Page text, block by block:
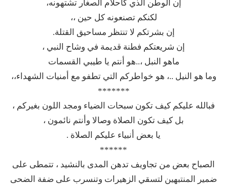
إن الوطن الذي كأحلام الصغار تشتهونه،
لكنكم تصنعونه كل حين ،،
إن بشرتكم لا تنتظر مساحيق القتلة.
إن شريعتكم فطنة قديمة في وشاح النبي ،
ماهو النبل ،..هو أنتم يا طيبي القسمات
وما هو النيل ..، هو خواطركم التي تطفو مع أمنيات الشهداء،،
*******
فبالله عليكم كيف تكون سبحات الضياء ومجد اللون بغيركم ،
بل كيف تكون الصلاة وصالا وأنتم نائمون ،
يا بعض أنبياء عليكم الصلاة .
******
الصباح بعض من تجاويف تدهن المدى بالنشيد ، تتمطى على
ضمير المنتبهين لتسقي الزهيرات وتنسرب على ضفة الضحى